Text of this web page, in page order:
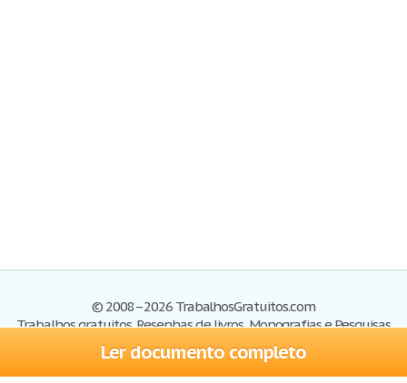
Ler documento completo
© 2008–2026 TrabalhosGratuitos.com
Trabalhos gratuitos, Resenhas de livros, Monografias e Pesquisas